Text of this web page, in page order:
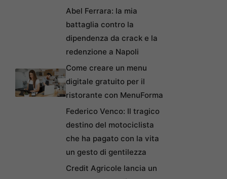
Abel Ferrara: la mia
battaglia contro la
dipendenza da crack e la
redenzione a Napoli
Come creare un menu
digitale gratuito per il
ristorante con MenuForma
Federico Venco: Il tragico
destino del motociclista
che ha pagato con la vita
un gesto di gentilezza
Credit Agricole lancia un